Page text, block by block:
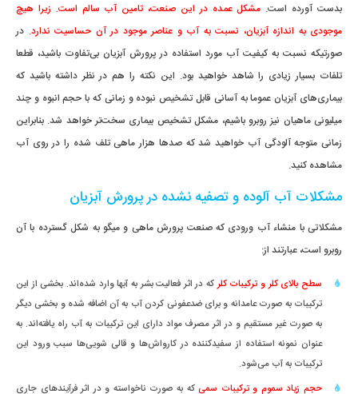
بدست آورده است. مشکل عمده در این صنعت، تامین آب سالم است. زیرا هیچ
موجودی به اندازه آبزیان، نسبت به آب و عناصر موجود در آن حساسیت ندارد. در
صورتیکه نسبت به کیفیت آب مورد استفاده در پرورش آبزیان بی‌تفاوت باشید، قطعا
تلفات بسیار زیادی را شاهد خواهید بود. این نکته را هم در نظر داشته باشید که
بیماری‌های آبزیان عموما به آسانی قابل تشخیص نبوده و زمانی که با حجم انبوه و چند
میلیونی ماهیان نیز روبرو باشیم، مشکل تشخیص بیماری سخت‌تر خواهد شد. بنابراین
زمانی متوجه آلودگی آب خواهید شد که صدها هزار ماهی تلف شده را در روی آب
مشاهده کنید.
مشکلات آب آلوده و تصفیه نشده در پرورش آبزیان
مشکلاتی با منشاء آب ورودی که صنعت پرورش ماهی و میگو به شکل گسترده با آن
روبرو است، عبارتند از:
سطح بالای کلر و ترکیبات کلرکه در اثر فعالیت بشر به آبها وارد شده‌اند. بخشی از این
ترکیبات به صورت عامدانه و برای ضدعفونی کردن آب به آن اضافه شده‌ و بخشی دیگر
به صورت غیر مستقیم و در اثر مصرف مواد دارای این ترکیبات به آب راه یافته‌اند. به
عنوان نمونه استفاده از سفیدکننده‌ در کارواش‌ها و قالی شویی‌ها سبب ورود این
ترکیبات به آب می‌شود.
حجم زیاد سموم و ترکیبات سمیکه به صورت ناخواسته و در اثر فرآیندهای جاری